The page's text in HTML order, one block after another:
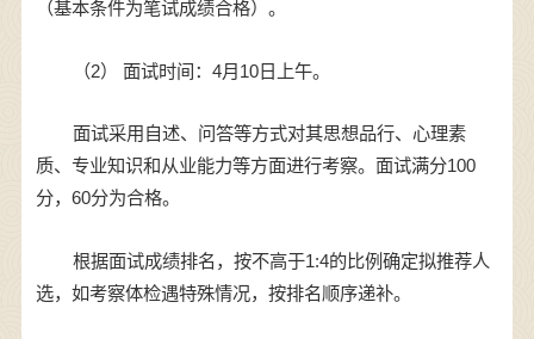
（基本条件为笔试成绩合格）。
（2） 面试时间：4月10日上午。
面试采用自述、问答等方式对其思想品行、心理素
质、专业知识和从业能力等方面进行考察。面试满分100
分，60分为合格。
根据面试成绩排名，按不高于1:4的比例确定拟推荐人
选，如考察体检遇特殊情况，按排名顺序递补。